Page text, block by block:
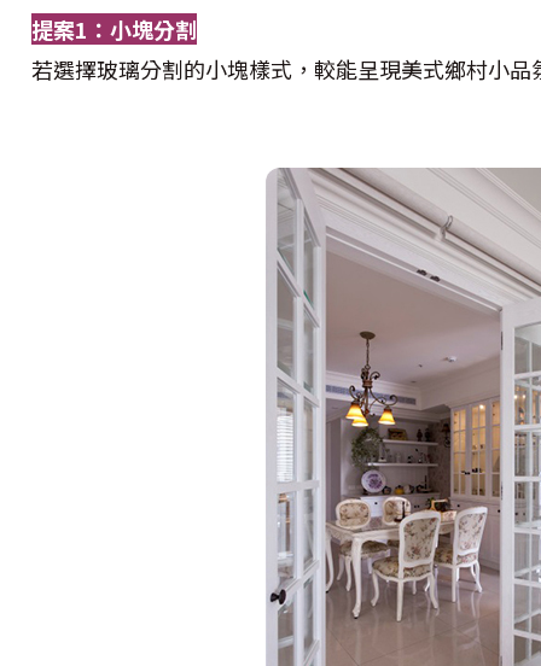
提案1：小塊分割
若選擇玻璃分割的小塊樣式，較能呈現美式鄉村小品